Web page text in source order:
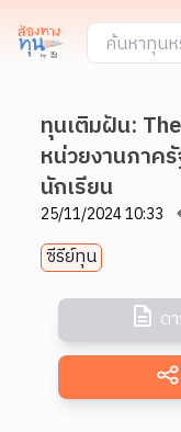
ทุนเติมฝัน:
หน่วยงานภาค
นักเรียน
25/11/2024 10:33
ซีรีย์ทุน
ด